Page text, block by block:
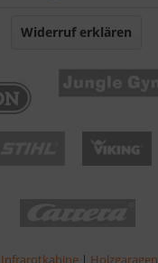
Widerruf erklären
Infrarotkabine | Holzgaragen